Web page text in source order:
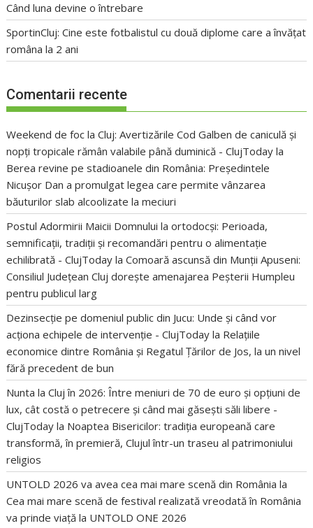
Când luna devine o întrebare
SportinCluj: Cine este fotbalistul cu două diplome care a învățat
româna la 2 ani
Comentarii recente
Weekend de foc la Cluj: Avertizările Cod Galben de caniculă și
nopți tropicale rămân valabile până duminică - ClujToday la
Berea revine pe stadioanele din România: Președintele
Nicușor Dan a promulgat legea care permite vânzarea
băuturilor slab alcoolizate la meciuri
Postul Adormirii Maicii Domnului la ortodocși: Perioada,
semnificații, tradiții și recomandări pentru o alimentație
echilibrată - ClujToday laComoară ascunsă din Munții Apuseni:
Consiliul Județean Cluj dorește amenajarea Peșterii Humpleu
pentru publicul larg
Dezinsecție pe domeniul public din Jucu: Unde și când vor
acționa echipele de intervenție - ClujToday la Relațiile
economice dintre România și Regatul Țărilor de Jos, la un nivel
fără precedent de bun
Nunta la Cluj în 2026: Între meniuri de 70 de euro și opțiuni de
lux, cât costă o petrecere și când mai găsești săli libere -
ClujToday la Noaptea Bisericilor: tradiția europeană care
transformă, în premieră, Clujul într-un traseu al patrimoniului
religios
UNTOLD 2026 va avea cea mai mare scenă din România la
Cea mai mare scenă de festival realizată vreodată în România
va prinde viață la UNTOLD ONE 2026